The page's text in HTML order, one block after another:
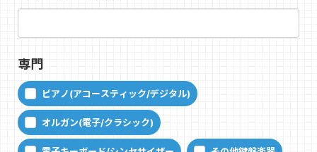
専門
ピアノ(アコースティック/デジタル)
オルガン(電子/クラシック)